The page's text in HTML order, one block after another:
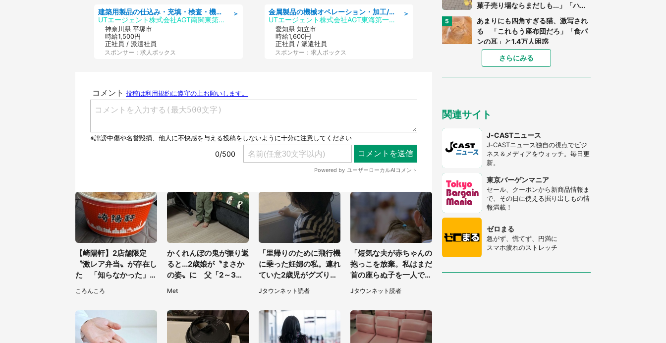
＞
建築用製品の仕込み・充填・検査・機械操作/寮完備/日払い/工場・製造
UTエージェント株式会社AGT南関東第二CU
神奈川県 平塚市
時給1,500円
正社員 / 派遣社員
スポンサー：求人ボックス
＞
金属製品の機械オペレーション・加工/寮完備/日払い/工場・製造
UTエージェント株式会社AGT東海第一CU
愛知県 知立市
時給1,600円
正社員 / 派遣社員
スポンサー：求人ボックス
【崎陽軒】2店舗限定
〝激レア弁当〟が存在し
た 「知らなかった」
ったなんて...」
ころんころ
かくれんぼの鬼が振り返
ると...2歳娘が〝まさか
の姿〟に 父「2～3分
Met
「里帰りのために飛行機
に乗った妊婦の私。連れ
ていた2歳児がグズりだ
すと、近くの乗客たち
が」（愛知県・40代女
Jタウンネット読者
「短気な夫が赤ちゃんの
抱っこを放棄。私はまだ
首の座らぬ子を一人で抱
えることになり」（岩手
県・40代女性）
Jタウンネット読者
菓子売り場ならまだしも...」「ハー
あまりにも四角すぎる猫、激写され
る 「これもう座布団だろ」「食パ
ンの耳」と1.4万人困惑
家に〝デカい蛾〟が居座り続けて3
日間...ビビり続けた住人 判明した
〝まさかの正体〟に14万人も困惑
しないか、あなたはわかる？
「閉所恐怖症の私は新幹線で大パニ
ック。隣席の青年に『手を繋いで』
とお願いしたら...」 体験談に8万
人感動
梅田の地下街でベビーカーを押しつ
つ迷う私に、見知らぬおじいさんが
わざわざ声をかけてきて（兵庫県・
30代女性）
「ゾワゾワする」「本当に気持ち悪
い」 道端でバグっちゃってた〝野
生の野菜〟に6.5万人戦慄
さらにみる
関連サイト
J-CASTニュース
J-CASTニュース独自の視点でビジ
ネス＆メディアをウォッチ。毎日更
新。
東京バーゲンマニア
セール、クーポンから新商品情報ま
で、その日に使える掘り出しもの情
報満載！
ゼロまる
急がず、慌てず、円満に
スマホ疲れのストレッチ